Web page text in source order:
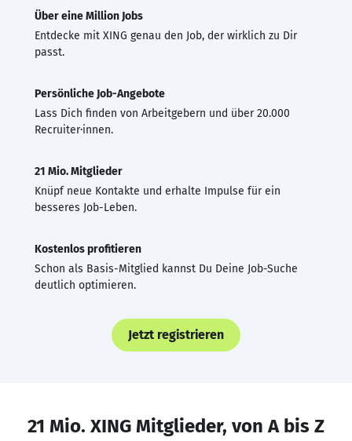
Über eine Million Jobs
Entdecke mit XING genau den Job, der wirklich zu Dir
passt.
Persönliche Job-Angebote
Lass Dich finden von Arbeitgebern und über 20.000
Recruiter·innen.
21 Mio. Mitglieder
Knüpf neue Kontakte und erhalte Impulse für ein
besseres Job-Leben.
Kostenlos profitieren
Schon als Basis-Mitglied kannst Du Deine Job-Suche
deutlich optimieren.
Jetzt registrieren
21 Mio. XING Mitglieder, von A bis Z